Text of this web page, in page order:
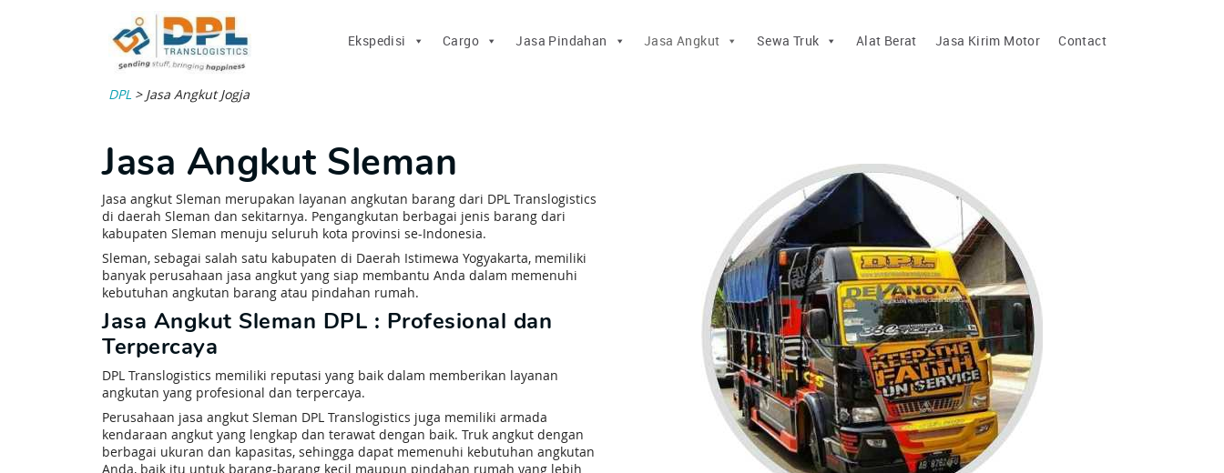
Ekspedisi Cargo Jasa Pindahan Jasa Angkut Sewa Truk Alat Berat Jasa Kirim Motor Contact
DPL > Jasa Angkut Jogja
Jasa Angkut Sleman
Jasa angkut Sleman merupakan layanan angkutan barang dari DPL Translogistics
di daerah Sleman dan sekitarnya. Pengangkutan berbagai jenis barang dari
kabupaten Sleman menuju seluruh kota provinsi se-Indonesia.
Sleman, sebagai salah satu kabupaten di Daerah Istimewa Yogyakarta, memiliki
banyak perusahaan jasa angkut yang siap membantu Anda dalam memenuhi
kebutuhan angkutan barang atau pindahan rumah.
Jasa Angkut Sleman DPL : Profesional dan
Terpercaya
DPL Translogistics memiliki reputasi yang baik dalam memberikan layanan
angkutan yang profesional dan terpercaya.
Perusahaan jasa angkut Sleman DPL Translogistics juga memiliki armada
kendaraan angkut yang lengkap dan terawat dengan baik. Truk angkut dengan
berbagai ukuran dan kapasitas, sehingga dapat memenuhi kebutuhan angkutan
Anda, baik itu untuk barang-barang kecil maupun pindahan rumah yang lebih